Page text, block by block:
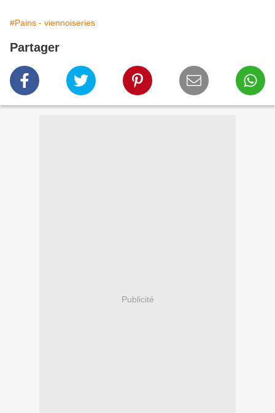
#Pains - viennoiseries
Partager
Publicité